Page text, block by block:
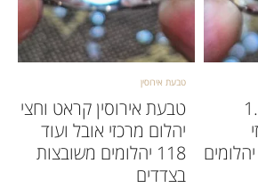
1.00
אמרלד ועוד 118 יהלומים
טבעת אירוסין
טבעת אירוסין קראט וחצי
יהלום מרכזי אובל ועוד
118 יהלומים משובצות
בצדדים